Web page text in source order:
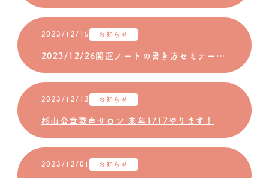
2023/12/15 お知らせ
2023/12/26開運ノートの書き方セミナー開催＠神奈川公会堂
2023/12/13 お知らせ
杉山公章歌声サロン 来年1/17やります！
2023/12/01 お知らせ